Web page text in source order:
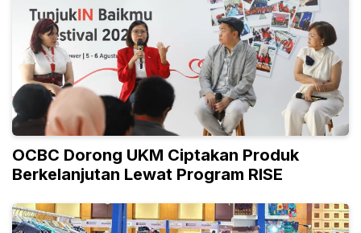
OCBC Dorong UKM Ciptakan Produk
Berkelanjutan Lewat Program RISE